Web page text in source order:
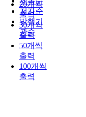
저자순
발행기
관순
20개씩
출력
30개씩
출력
50개씩
출력
100개씩
출력